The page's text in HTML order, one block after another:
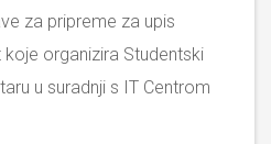
za pripreme za upis
organizira Studentski
u suradnji s IT Centrom